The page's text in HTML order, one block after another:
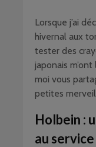
Lorsque j’ai
hivernal aux
tester des
japonais
moi vous
petites
Holbein :
au